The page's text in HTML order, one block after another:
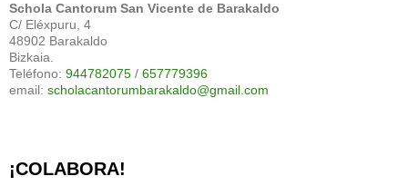
Schola Cantorum San Vicente de Barakaldo
C/ Eléxpuru, 4
48902 Barakaldo
Bizkaia.
Teléfono: 944782075 / 657779396
email: scholacantorumbarakaldo@gmail.com
¡COLABORA!